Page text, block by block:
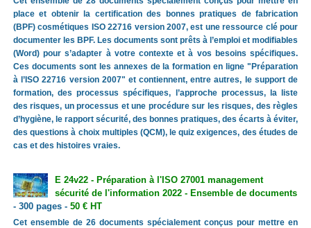
place et obtenir la certification des bonnes pratiques de fabrication
(BPF) cosmétiques ISO 22716 version 2007, est une ressource clé pour
documenter les BPF. Les documents sont prêts à l’emploi et modifiables
(Word) pour s’adapter à votre contexte et à vos besoins spécifiques.
Ces documents sont les annexes de la formation en ligne "Préparation
à l’ISO 22716 version 2007" et contiennent, entre autres, le support de
formation, des processus spécifiques, l’approche processus, la liste
des risques, un processus et une procédure sur les risques, des règles
d’hygiène, le rapport sécurité, des bonnes pratiques, des écarts à éviter,
des questions à choix multiples (QCM), le quiz exigences, des études de
cas et des histoires vraies.
E 24v22 - Préparation à l'ISO 27001 management
sécurité de l'information 2022 - Ensemble de documents
- 300 pages - 50 € HT
Cet ensemble de 26 documents spécialement conçus pour mettre en